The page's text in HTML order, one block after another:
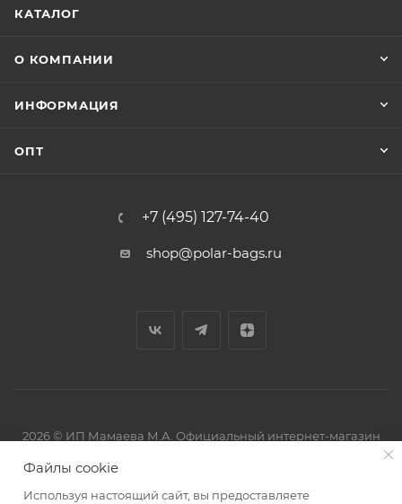
КАТАЛОГ
О КОМПАНИИ
ИНФОРМАЦИЯ
ОПТ
+7 (495) 127-74-40
shop@polar-bags.ru
2026 © ИП Мамаева М.А. Официальный интернет-магазин
Файлы cookie
Используя настоящий сайт, вы предоставляете